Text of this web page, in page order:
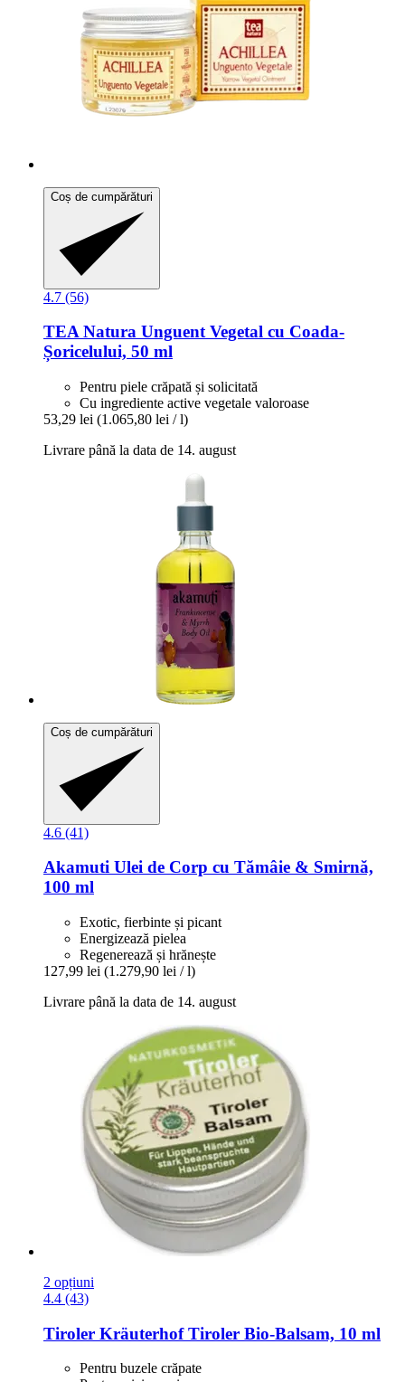
Coș de cumpărături
4.7 (56)
TEA Natura Unguent Vegetal cu Coada-​
Șoricelului, 50 ml
Pentru piele crăpată și solicitată
Cu ingrediente active vegetale valoroase
53,29 lei (1.065,80 lei / l)
Livrare până la data de 14. august
Coș de cumpărături
4.6 (41)
Akamuti Ulei de Corp cu Tămâie & Smirnă,
100 ml
Exotic, fierbinte și picant
Energizează pielea
Regenerează și hrănește
127,99 lei (1.279,90 lei / l)
Livrare până la data de 14. august
2 opțiuni
4.4 (43)
Tiroler KräuterhofTiroler Bio-​Balsam, 10 ml
Pentru buzele crăpate